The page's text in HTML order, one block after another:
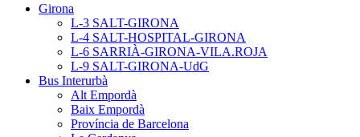
Girona
L-3 SALT-GIRONA
L-4 SALT-HOSPITAL-GIRONA
L-6 SARRIÀ-GIRONA-VILA.ROJA
L-9 SALT-GIRONA-UdG
Bus Interurbà
Alt Empordà
Baix Empordà
Província de Barcelona